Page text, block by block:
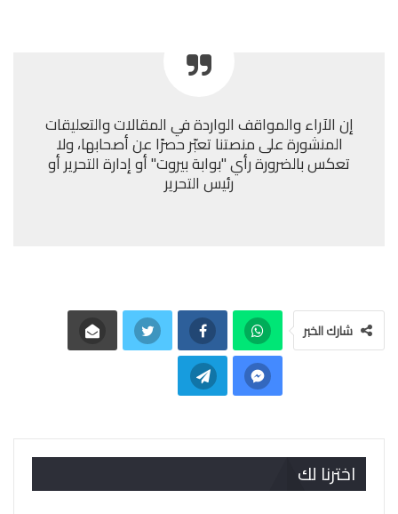
إن الآراء والمواقف الواردة في المقالات والتعليقات
المنشورة على منصتنا تعبّر حصرًا عن أصحابها، ولا
تعكس بالضرورة رأي "بوابة بيروت" أو إدارة التحرير أو
رئيس التحرير
شارك الخبر
اخترنا لك